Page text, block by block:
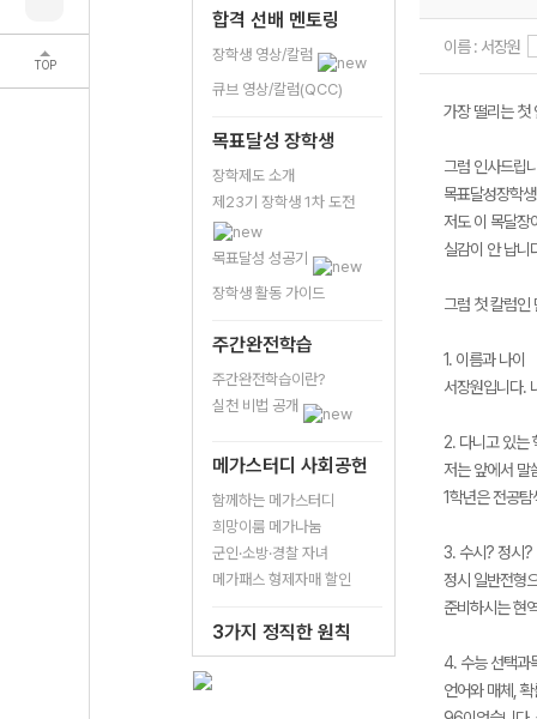
TOP
합격 선배 멘토링
장학생 영상/칼럼
큐브 영상/칼럼(QCC)
목표달성 장학생
장학제도 소개
제23기 장학생 1차 도전
목표달성 성공기
장학생 활동 가이드
주간완전학습
주간완전학습이란?
실천 비법 공개
메가스터디 사회공헌
함께하는 메가스터디
희망이룸 메가나눔
군인·소방·경찰 자녀
메가패스 형제자매 할인
3가지 정직한 원칙
이름 : 서장원
가장 떨리는 첫
그럼 인사드립
목표달성장학
저도 이 목달장
실감이 안 납니
그럼 첫 칼럼인
1. 이름과 나이
서장원입니다.
2. 다니고 있는
저는 앞에서 말
1학년은 전공
3. 수시? 정시?
정시 일반전형
준비하시는 현
4. 수능 선택과
언어와 매체,